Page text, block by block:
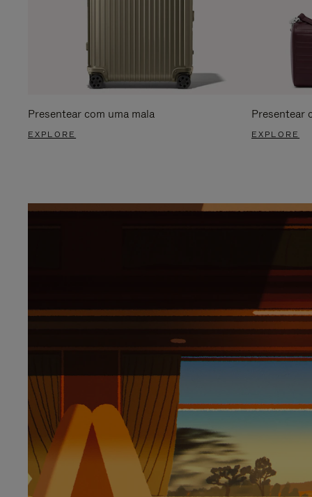
Presentear com uma mala
EXPLORE
Presentear
EXPLORE